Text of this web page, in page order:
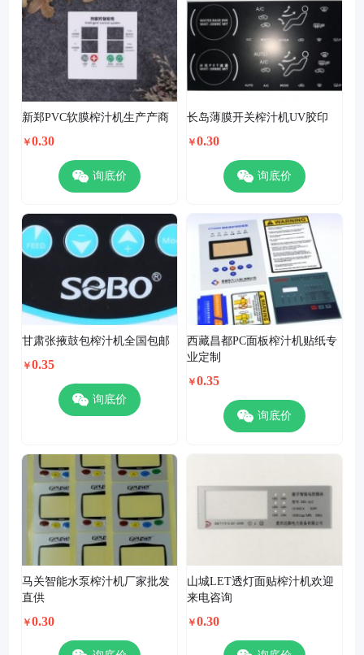
58分钟前
尾号 3529
用户 获取了
安全标识牌警示牌严禁烟火禁止吸烟有电危险
贴纸车间工地施工生产警告标志标牌提示标示贴标语亚克力消防定做
产品采购最低报价
59分钟前
尾号 7114用户 获取了马关智能水泵榨汁机厂家批发直供产品采购最
低报价
新郑PVC软膜榨汁机生产产商
￥0.30
询底价
长岛薄膜开关榨汁机UV胶印
￥0.30
询底价
甘肃张掖鼓包榨汁机全国包邮
￥0.35
询底价
西藏昌都PC面板榨汁机贴纸专
业定制
￥0.35
询底价
马关智能水泵榨汁机厂家批发
直供
￥0.30
山城LET透灯面贴榨汁机欢迎
来电咨询
￥0.30